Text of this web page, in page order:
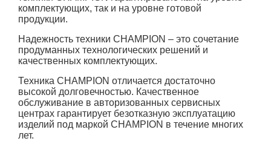
комплектующих, так и на уровне готовой
продукции.
Надежность техники CHAMPION – это сочетание
продуманных технологических решений и
качественных комплектующих.
Техника CHAMPION отличается достаточно
высокой долговечностью. Качественное
обслуживание в авторизованных сервисных
центрах гарантирует безотказную эксплуатацию
изделий под маркой CHAMPION в течение многих
лет.